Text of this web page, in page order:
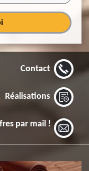
Contact
Réalisations
par mail !